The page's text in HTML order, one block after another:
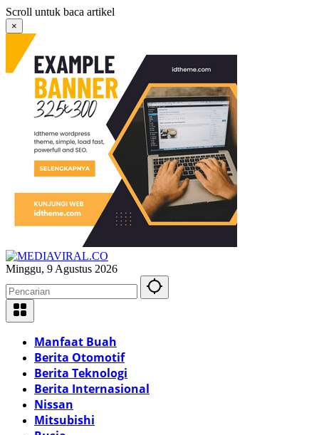
Langsung
ke
konten
Scroll untuk baca artikel
×
Minggu, 9 Agustus 2026
Manfaat Buah
Berita Otomotif
Berita Teknologi
Berita Internasional
Nissan
Mitsubishi